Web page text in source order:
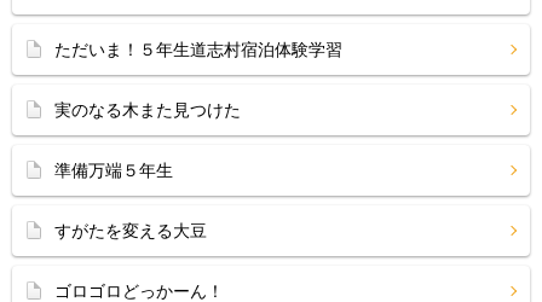
ただいま！５年生道志村宿泊体験学習
実のなる木また見つけた
準備万端５年生
すがたを変える大豆
ゴロゴロどっかーん！